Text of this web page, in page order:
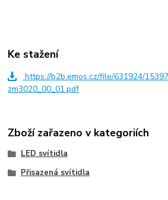
Ke stažení
https://b2b.emos.cz/file/631924/
zm3020_00_01.pdf
Zboží zařazeno v kategoriích
LED svítidla
Přisazená svítidla